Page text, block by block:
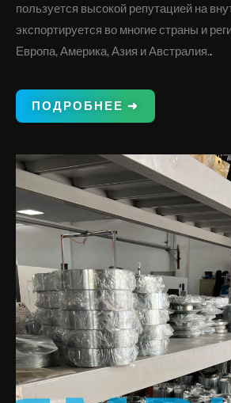
пользуется высокой репутацией на
экспортируется во многие страны и
Европа, Америка, Азия и Австралия..
ПОДРОБНЕЕ ➜